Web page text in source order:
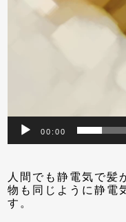
00:00
人間でも静電気で髪
物も同じように静電
す。